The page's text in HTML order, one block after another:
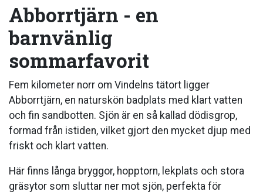
Abborrtjärn - en
barnvänlig
sommarfavorit
Fem kilometer norr om Vindelns tätort ligger
Abborrtjärn, en naturskön badplats med klart vatten
och fin sandbotten. Sjön är en så kallad dödisgrop,
formad från istiden, vilket gjort den mycket djup med
friskt och klart vatten.
Här finns långa bryggor, hopptorn, lekplats och stora
gräsytor som sluttar ner mot sjön, perfekta för